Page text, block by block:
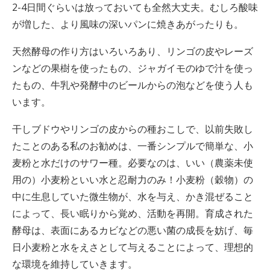
2-4日間ぐらいは放っておいても全然大丈夫。むしろ酸味
が増した、より風味の深いパンに焼きあがったりも。
天然酵母の作り方はいろいろあり、リンゴの皮やレーズ
ンなどの果樹を使ったもの、ジャガイモのゆで汁を使っ
たもの、牛乳や発酵中のビールからの泡などを使う人も
います。
干しブドウやリンゴの皮からの種おこしで、以前失敗し
たことのある私のお勧めは、 一番シンプルで簡単な、小
麦粉と水だけのサワー種。必要なのは、いい（農薬未使
用の）小麦粉といい水と忍耐力のみ！小麦粉（穀物）の
中に生息していた微生物が、水を与え、かき混ぜること
によって、長い眠りから覚め、活動を再開。育成された
酵母は、表面にあるカビなどの悪い菌の成長を妨げ、毎
日小麦粉と水をえさとして与えることによって、理想的
な環境を維持していきます。